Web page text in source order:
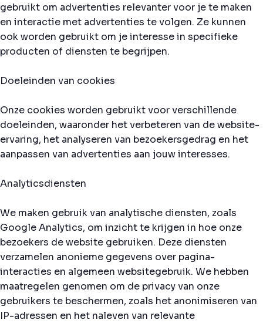
gebruikt om advertenties relevanter voor je te maken
en interactie met advertenties te volgen. Ze kunnen
ook worden gebruikt om je interesse in specifieke
producten of diensten te begrijpen.
Doeleinden van cookies
Onze cookies worden gebruikt voor verschillende
doeleinden, waaronder het verbeteren van de website-
ervaring, het analyseren van bezoekersgedrag en het
aanpassen van advertenties aan jouw interesses.
Analyticsdiensten
We maken gebruik van analytische diensten, zoals
Google Analytics, om inzicht te krijgen in hoe onze
bezoekers de website gebruiken. Deze diensten
verzamelen anonieme gegevens over pagina-
interacties en algemeen websitegebruik. We hebben
maatregelen genomen om de privacy van onze
gebruikers te beschermen, zoals het anonimiseren van
IP-adressen en het naleven van relevante